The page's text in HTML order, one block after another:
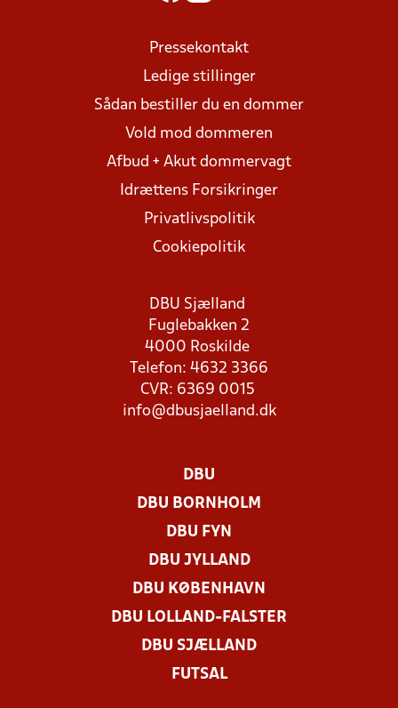
Pressekontakt
Ledige stillinger
Sådan bestiller du en dommer
Vold mod dommeren
Afbud + Akut dommervagt
Idrættens Forsikringer
Privatlivspolitik
Cookiepolitik
DBU Sjælland
Fuglebakken 2
4000 Roskilde
Telefon: 4632 3366
CVR: 6369 0015
info@dbusjaelland.dk
DBU
DBU BORNHOLM
DBU FYN
DBU JYLLAND
DBU KØBENHAVN
DBU LOLLAND-FALSTER
DBU SJÆLLAND
FUTSAL